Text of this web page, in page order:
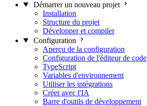
Démarrer un nouveau projet
Installation
Structure du projet
Développer et compiler
Configuration
Aperçu de la configuration
Configuration de l'éditeur de code
TypeScript
Variables d'environnement
Utiliser les intégrations
Créer avec l'IA
Barre d'outils de développement